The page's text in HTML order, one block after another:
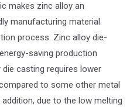
makes zinc alloy an
manufacturing material.
process: Zinc alloy die-
saving production
casting requires lower
to some other metal
due to the low melting